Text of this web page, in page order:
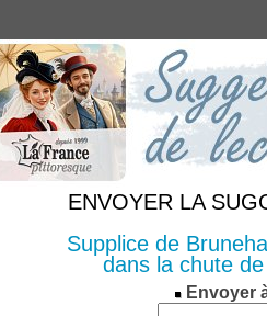
ENVOYER LA
Supplice de
dans la chute
Envoyer